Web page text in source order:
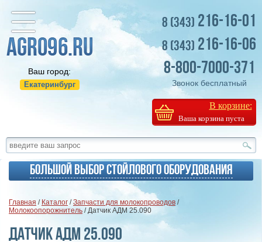
Ваш город:
Екатеринбург
8 (343) 216-16-01
8 (343) 216-16-06
8-800-7000-371
Звонок бесплатный
В корзине:
Ваша корзина пуста
Большой выбор стойлового оборудования
Главная / Каталог /Запчасти для молокопроводов /
Молокоопорожнитель / Датчик АДМ 25.090
Датчик АДМ 25.090